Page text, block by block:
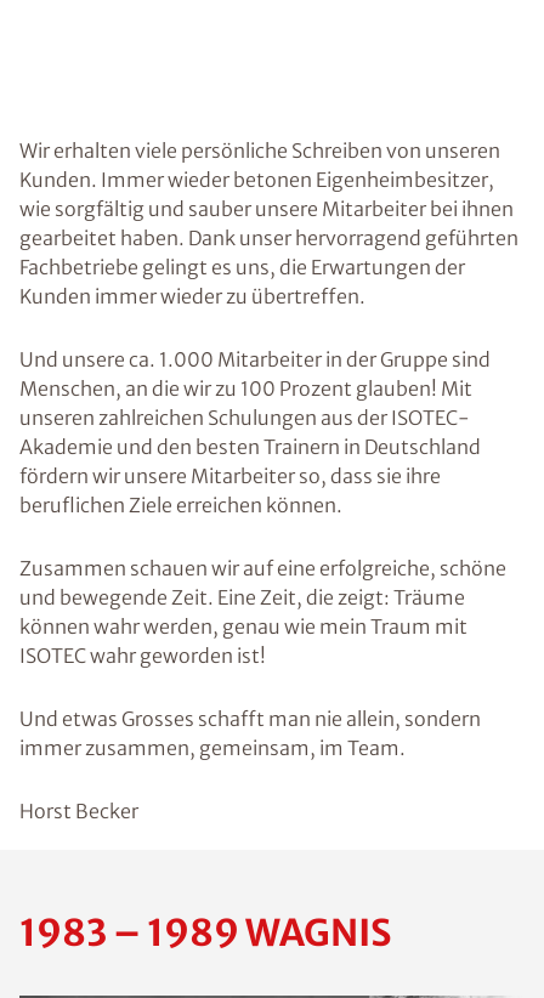
Wir erhalten viele persönliche Schreiben von unseren
Kunden. Immer wieder betonen Eigenheimbesitzer,
wie sorgfältig und sauber unsere Mitarbeiter bei ihnen
gearbeitet haben. Dank unser hervorragend geführten
Fachbetriebe gelingt es uns, die Erwartungen der
Kunden immer wieder zu übertreffen.
Und unsere ca. 1.000 Mitarbeiter in der Gruppe sind
Menschen, an die wir zu 100 Prozent glauben! Mit
unseren zahlreichen Schulungen aus der ISOTEC-
Akademie und den besten Trainern in Deutschland
fördern wir unsere Mitarbeiter so, dass sie ihre
beruflichen Ziele erreichen können.
Zusammen schauen wir auf eine erfolgreiche, schöne
und bewegende Zeit. Eine Zeit, die zeigt: Träume
können wahr werden, genau wie mein Traum mit
ISOTEC wahr geworden ist!
Und etwas Grosses schafft man nie allein, sondern
immer zusammen, gemeinsam, im Team.
Horst Becker
1983 – 1989 WAGNIS